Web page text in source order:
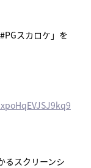
スカロケ」を
るスクリーンシ